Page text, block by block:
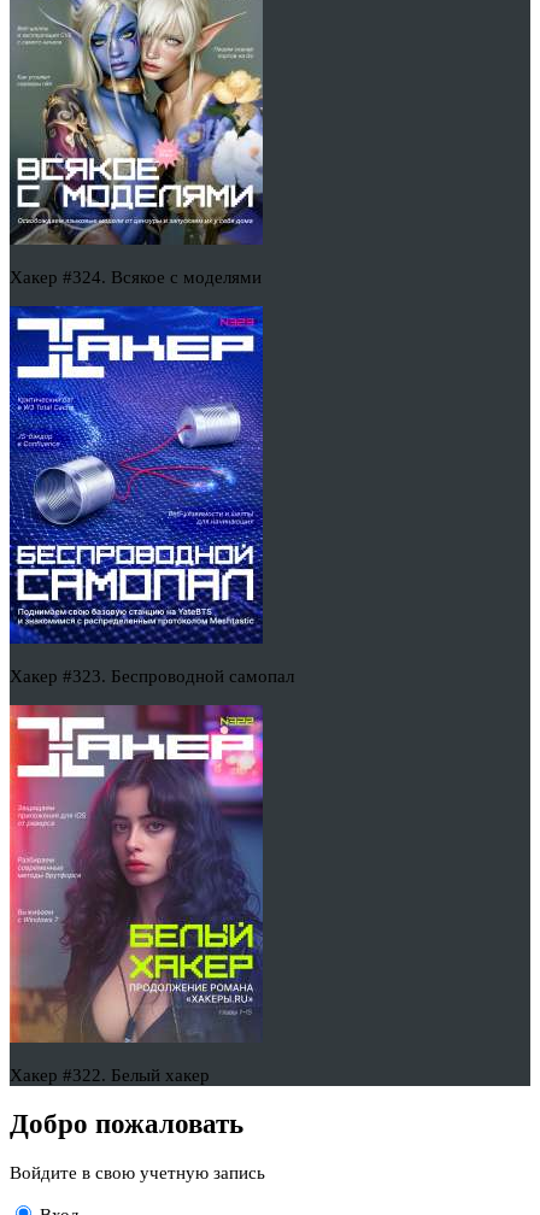
Хакер #324. Всякое с моделями
Хакер #323. Беспроводной самопал
Хакер #322. Белый хакер
Добро пожаловать
Войдите в свою учетную запись